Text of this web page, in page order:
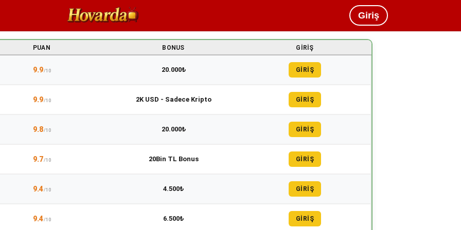
Giriş
PUAN BONUS GIRIŞ
9.9/10 20.000₺ GİRİŞ
9.9/10 2K USD - Sadece Kripto GİRİŞ
9.8/10 20.000₺ GİRİŞ
9.7/10 20Bin TL Bonus GİRİŞ
9.4/10 4.500₺ GİRİŞ
9.4/10 6.500₺ GİRİŞ